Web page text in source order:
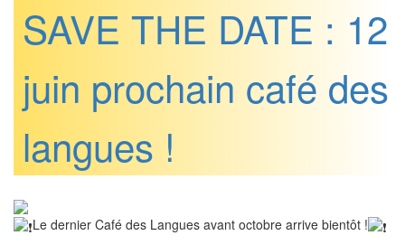
SAVE THE DATE : 12
juin prochain café des
langues !
Le dernier Café des Langues avant octobre arrive bientôt !